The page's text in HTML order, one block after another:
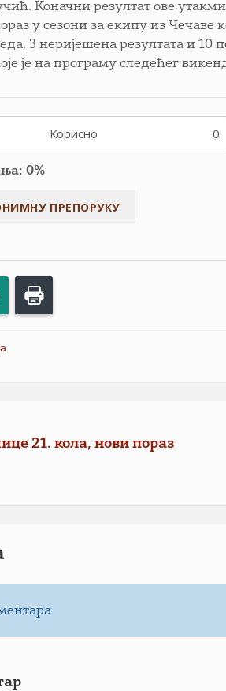
Коначни резултат ове
у сезони за екипу из Чечаве
3 неријешена резултата и 10
је на програму следећег
Корисно 0
0%
WhatsApp
21. кола, нови пораз